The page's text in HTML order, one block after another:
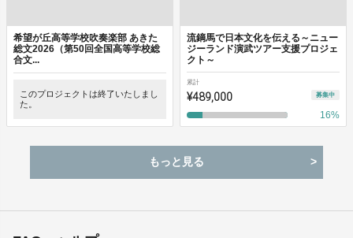
希望が丘高等学校吹奏楽部 あきた
総文2026（第50回全国高等学校総
合文...
このプロジェクトは終了いたしまし
た。
流鏑馬で日本文化を伝える～ニュー
ジーランド演武ツアー支援プロジェ
クト～
累計
¥489,000 募集中
16%
もっと見る